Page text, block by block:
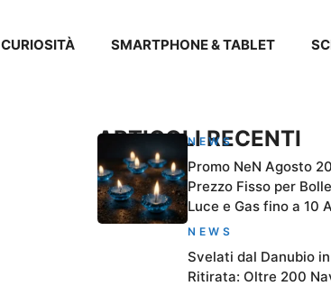
CURIOSITÀ SMARTPHONE & TABLET
ARTICOLI RECENTI
NEWS
Promo NeN Agosto
Prezzo Fisso per
Luce e Gas fino a 10
NEWS
Svelati dal Danubio in
Ritirata: Oltre 200